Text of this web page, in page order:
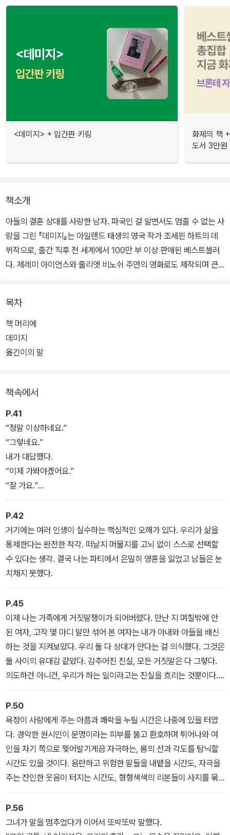
<데미지> + 입간판 키링
화제의 책
도서 3만원
책소개
아들의 결혼 상대를 사랑한 남자. 파국인 걸 알면서도 멈출 수 없는 사
랑을 그린 『데미지』는 아일랜드 태생의 영국 작가 조세핀 하트의 데
뷔작으로, 출간 직후 전 세계에서 100만 부 이상 판매된 베스트셀러
다. 제레미 아이언스와 줄리엣 비노쉬 주연의 영화로도 제작되며 큰
행복한 가정과 명성, 차기 영국 총리 후보로까지 거론되는 완벽한 삶
을 가진 ‘나’는 아들의 약혼녀 안나 바턴을 만나며 돌이킬 수 없는 욕
망에 빠져든다. 절대 욕망해서는 안 되는 상대임을 알면서도 둘은 비
밀스러운 관계를 이어 가고, 욕망은 점점 치명적인 집착으로 변해 모
『데미지』는 단순한 불륜 소설이 아니라 욕망이 인간을 어떻게 잠식하
고 파괴하는지를 집요하게 응시하는 심리소설이다. 조세핀 하트는 차
갑고 절제된 문장과 날카로운 심리 묘사로 사랑이라는 이름 아래 숨
겨진 인간 내면의 위험한 충동을 강렬하게 드러낸다.
목차
책 머리에
데미지
옮긴이의 말
책속에서
P.41
“정말 이상하네요.”
“그렇네요.”
내가 대답했다.
“이제 가봐야겠어요.”
“잘 가요.”
내가 말했다.
그녀가 몸을 돌려 걸어갔다. 검은 옷을 입은 늘씬한 몸이 사람들 사이
를 지나 사라졌다.
나는 적막에 휩싸였다. 마치 허물을 훌쩍 벗어 던진 듯 깊은 한숨이 나
왔다. 상대를 알아차린 것에 대한 충격이 거센 물살처럼 몸속을 흐르
고 지나갔다. 잠깐 동안 나는 같은 부류를, 나 같은 사람을 만났다.
P.42
거기에는 여러 인생이 실수하는 핵심적인 오해가 있다. 우리가 삶을
통제한다는 완전한 착각. 떠날지 머물지를 고뇌 없이 스스로 선택할
수 있다는 생각. 결국 나는 파티에서 은밀히 영혼을 잃었고 남들은 눈
치채지 못했다.
P.45
이제 나는 가족에게 거짓말쟁이가 되어버렸다. 만난 지 며칠밖에 안
된 여자, 고작 몇 마디 말만 섞어 본 여자는 내가 아내와 아들을 배신
하는 것을 지켜보았다. 우리 둘 다 상대가 안다는 걸 의식했다. 그것은
둘 사이의 유대감 같았다. 감추어진 진실, 모든 거짓말은 다 그렇다.
의도하건 아니건, 우리가 하는 일이라고는 진실을 흐리는 것뿐이다.
진실은 풀숲 밑에서 발견되기를 기다린다. 하지만 그 일요일에는 아
무것도 밝혀지지 않았다. 첫 번째 배신인 작은 거짓말은 웃음과 와인
과 그날 속으로 점점 더 깊이 가라앉는 듯했다.
P.50
욕정이 사랑에게 주는 아픔과 쾌락을 누릴 시간은 나중에 있을 터였
다. 경악한 원시인이 문명이라는 피부를 뚫고 환호하며 튀어나와 여
인을 자기 쪽으로 찢어발기게끔 자극하는, 몸의 선과 각도를 탐닉할
시간도 있을 것이다. 음란하고 위험한 말들을 내뱉을 시간도, 자극을
주는 잔인한 웃음이 터지는 시간도, 형형색색의 리본들이 사지를 묶
어 아리고 짜릿한 정복을 이룰 시간도 있을 것이다. 꽃으로 눈을 가리
고, 감미로운 촉감으로 귀를 닫아버릴 시간도 있을 것이다. 그리고 그
어둡고 고요한 세계 속에서, 영원한 추방을 두려워했던 고독한 남자
P.56
그녀가 말을 멈추었다가 이어서 또박또박 말했다.